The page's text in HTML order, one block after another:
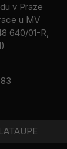
v Praze
u MV
640/01-R,
LATAUPE